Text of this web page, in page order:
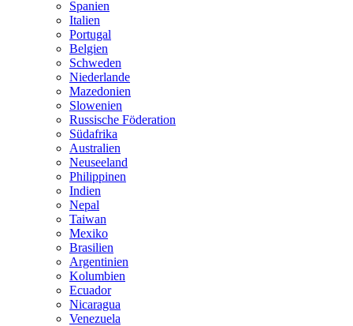
Spanien
Italien
Portugal
Belgien
Schweden
Niederlande
Mazedonien
Slowenien
Russische Föderation
Südafrika
Australien
Neuseeland
Philippinen
Indien
Nepal
Taiwan
Mexiko
Brasilien
Argentinien
Kolumbien
Ecuador
Nicaragua
Venezuela